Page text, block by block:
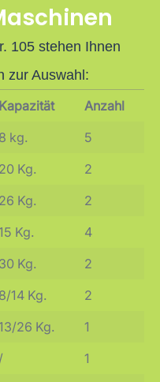
105 stehen Ihnen
zur Auswahl:
Kapazität
Anzahl
8 kg.
5
20 Kg.
2
26 Kg.
2
Kg.
4
30 Kg.
2
8/14 Kg.
2
26 Kg.
1
/ 1